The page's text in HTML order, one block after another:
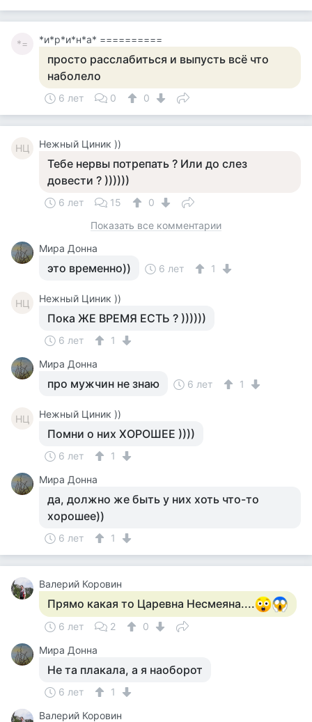
*= *и*р*и*н*а* ==========
просто расслабиться и выпусть всё что
наболело
6 лет 0 0
НЦ Нежный Циник ))
Тебе нервы потрепать ? Или до слез
довести ? ))))))
6 лет 15
0
Показать все комментарии
Мира Донна
это временно)) 6 лет 1
НЦ Нежный Циник ))
Пока ЖЕ ВРЕМЯ ЕСТЬ ? ))))))
6 лет
1
Мира Донна
про мужчин не знаю 6 лет 1
НЦ Нежный Циник ))
Помни о них ХОРОШЕЕ ))))
6 лет
1
Мира Донна
да, должно же быть у них хоть что-то
хорошее))
6 лет 1
Валерий Коровин
Прямо какая то Царевна Несмеяна....
6 лет 2
0
Мира Донна
Не та плакала, а я наоборот
6 лет
1
Валерий Коровин